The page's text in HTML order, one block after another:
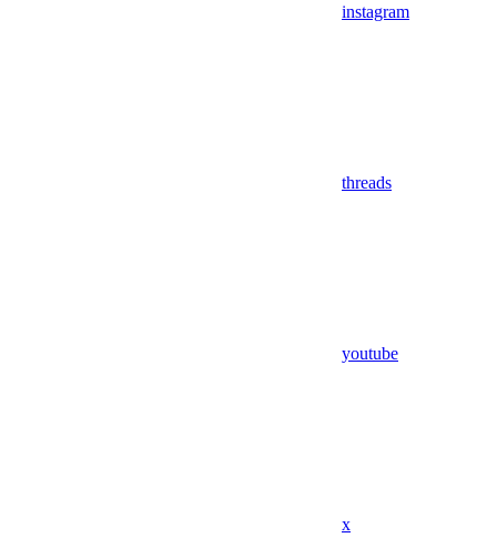
instagram
threads
youtube
x